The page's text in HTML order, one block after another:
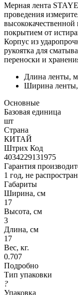
Мерная лента
проведения
покрытием от
Корпус из
рукоятка для
переноски и
Длина ленты,
Ширина
Основные
Базовая единица
шт
Страна
КИТАЙ
Штрих Код
4034229131975
Гарантия
1 год, не
Габариты
Ширина, см
17
Высота, см
3
Длина, см
17
Вес, кг.
0.707
Подробно
Тип упаковки
?
Упаковка